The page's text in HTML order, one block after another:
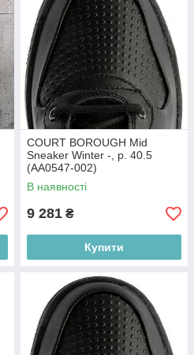
COURT BOROUGH Mid
Sneaker Winter -, р. 40.5
(AA0547-002)
В наявності
9 281 ₴
Купити